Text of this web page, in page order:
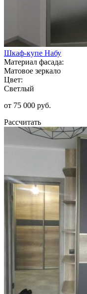
Шкаф-купе Набу
Материал фасада:
Матовое зеркало
Цвет:
Светлый
от 75 000 руб.
Рассчитать